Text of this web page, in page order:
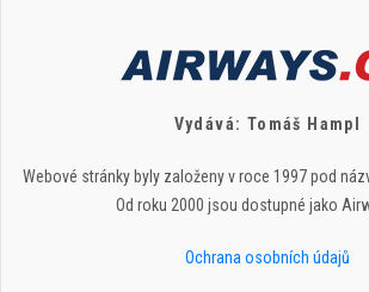
Vydává: Tomáš Hampl
Webové stránky byly založeny v roce 1997 pod
Od roku 2000 jsou dostupné jako
Ochrana osobních údajů